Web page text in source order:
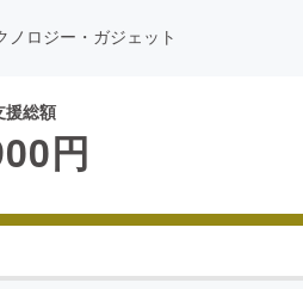
ノロジー・ガジェット
援総額
円